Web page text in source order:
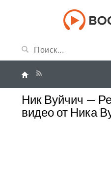
Ник Вуйчич —
видео от Ника